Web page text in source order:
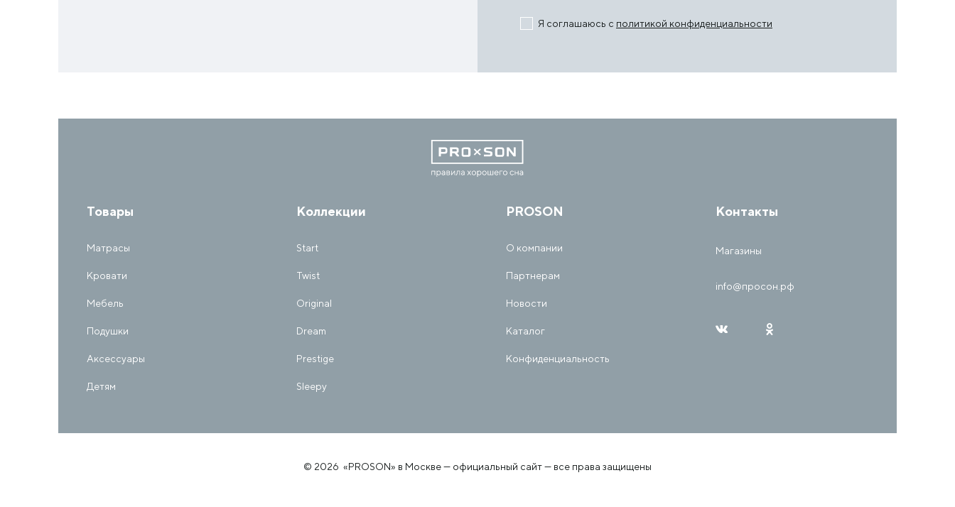
Я соглашаюсь с политикой конфиденциальности
Товары
Матрасы
Кровати
Мебель
Подушки
Аксессуары
Детям
Коллекции
Start
Twist
Original
Dream
Prestige
Sleepy
PROSON
О компании
Партнерам
Новости
Каталог
Конфиденциальность
Контакты
Магазины
info@просон.рф
© 2026 «PROSON» в Москве — официальный сайт — все права защищены